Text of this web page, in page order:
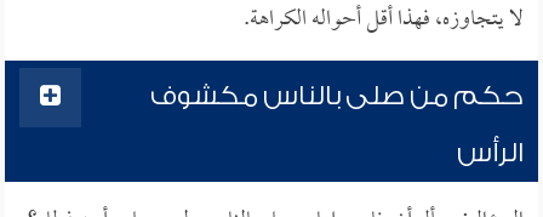
لا يتجاوزه، فهذا أقل أحواله الكراهة.
حكم من صلى بالناس مكشوف
الرأس